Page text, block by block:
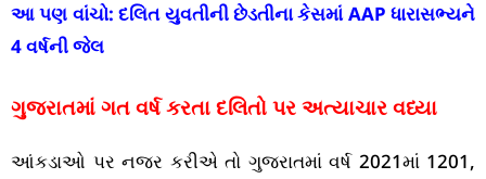
આ પણ વાંચો:દલિત યુવતીની છેડતીના કેસમાં AAP ધારાસભ્યને
4 વર્ષની જેલ
ગુજરાતમાં ગત વર્ષ કરતા દલિતો પર અત્યાચાર વધ્યા
આંકડાઓ પર નજર કરીએ તો ગુજરાતમાં વર્ષ 2021માં 1201,